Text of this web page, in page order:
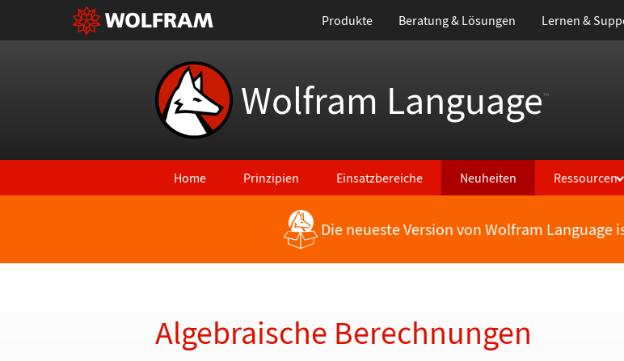
Produkte Beratung & Lösungen Lernen &
Wolfram Language™
Home Prinzipien Einsatzbereiche Neuheiten Ressourcen
Zurück zu den neuesten FeaturesDie neueste Version von Wolfram Language
Algebraische Berechnungen